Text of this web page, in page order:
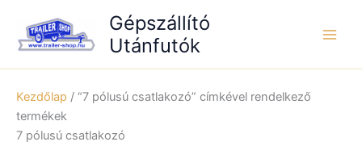
content
Gépszállító
Utánfutók
Kezdőlap / “7 pólusú csatlakozó” címkével rendelkező
termékek
7 pólusú csatlakozó